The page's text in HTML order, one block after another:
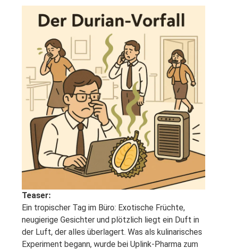
Teaser:
Ein tropischer Tag im Büro: Exotische Früchte,
neugierige Gesichter und plötzlich liegt ein Duft in
der Luft, der alles überlagert. Was als kulinarisches
Experiment begann, wurde bei Uplink-Pharma zum